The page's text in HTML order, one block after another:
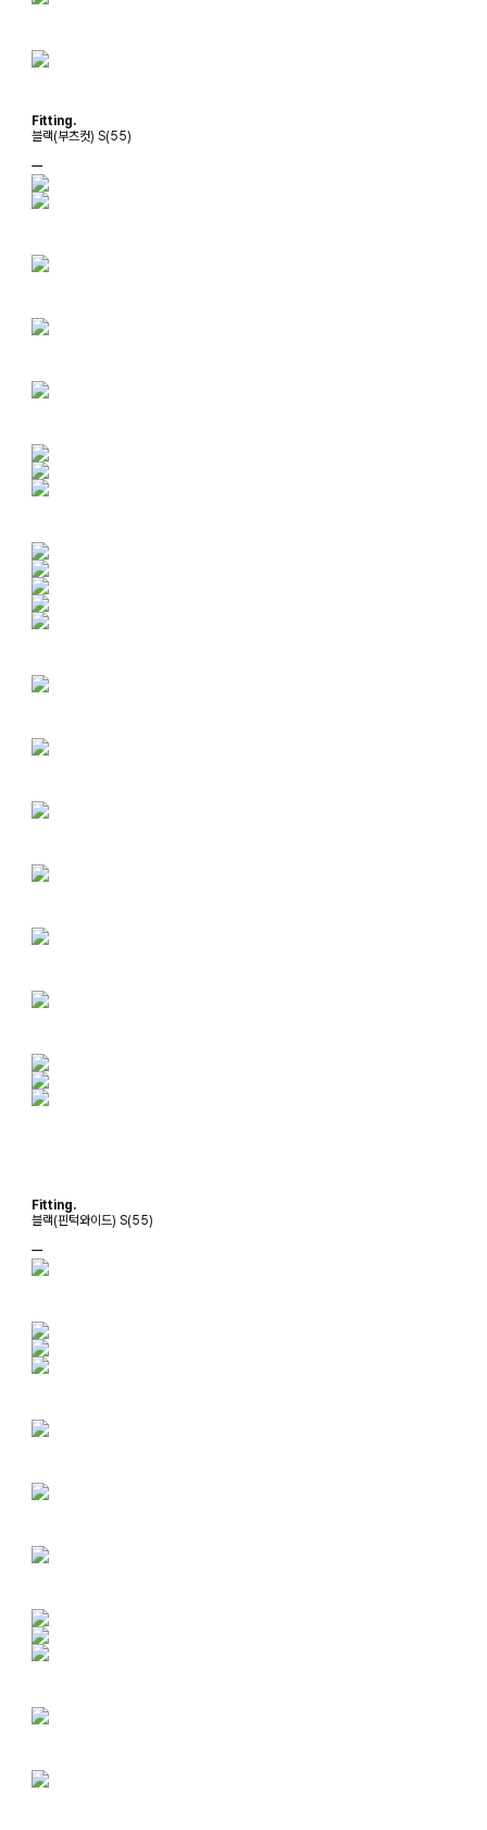
Fitting.
블랙(부츠컷) S(55)
ㅡ
Fitting.
블랙(핀턱와이드) S(55)
ㅡ